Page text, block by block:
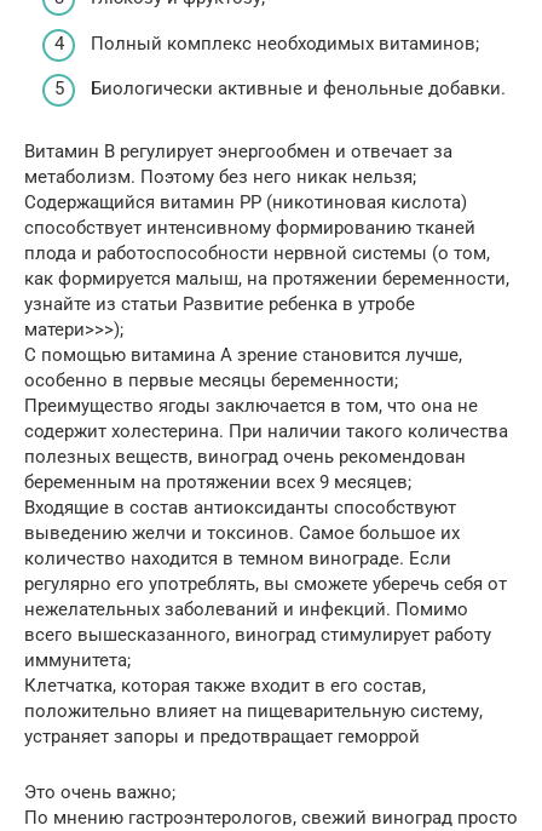
Полный комплекс необходимых витаминов;
Биологически активные и фенольные добавки.
Витамин В регулирует энергообмен и отвечает за
метаболизм. Поэтому без него никак нельзя;
Содержащийся витамин РР (никотиновая кислота)
способствует интенсивному формированию тканей
плода и работоспособности нервной системы (о том,
как формируется малыш, на протяжении беременности,
узнайте из статьи Развитие ребенка в утробе
матери>>>);
С помощью витамина А зрение становится лучше,
особенно в первые месяцы беременности;
Преимущество ягоды заключается в том, что она не
содержит холестерина. При наличии такого количества
полезных веществ, виноград очень рекомендован
беременным на протяжении всех 9 месяцев;
Входящие в состав антиоксиданты способствуют
выведению желчи и токсинов. Самое большое их
количество находится в темном винограде. Если
регулярно его употреблять, вы сможете уберечь себя от
нежелательных заболеваний и инфекций. Помимо
всего вышесказанного, виноград стимулирует работу
иммунитета;
Клетчатка, которая также входит в его состав,
положительно влияет на пищеварительную систему,
устраняет запоры и предотвращает геморрой
Это очень важно;
По мнению гастроэнтерологов, свежий виноград просто